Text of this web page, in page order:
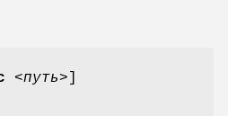
<путь>